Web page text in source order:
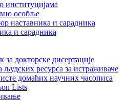
институцијама
особље
наставника и сарадника
и сарадника
докторске дисертације
људских ресурса за истраживаче
домаћих научних часописа
Lists